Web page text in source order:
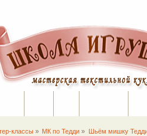
классы » МК по Тедди » Шьём мишку